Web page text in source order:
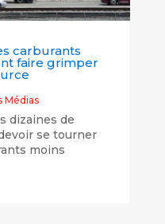
carburants
faire grimper
Médias
dizaines de
se tourner
moins